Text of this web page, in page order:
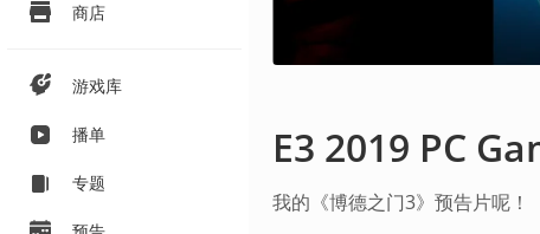
商店
游戏库
播单
专题
E3 2019 PC
我的《博德之门3》预告片呢！